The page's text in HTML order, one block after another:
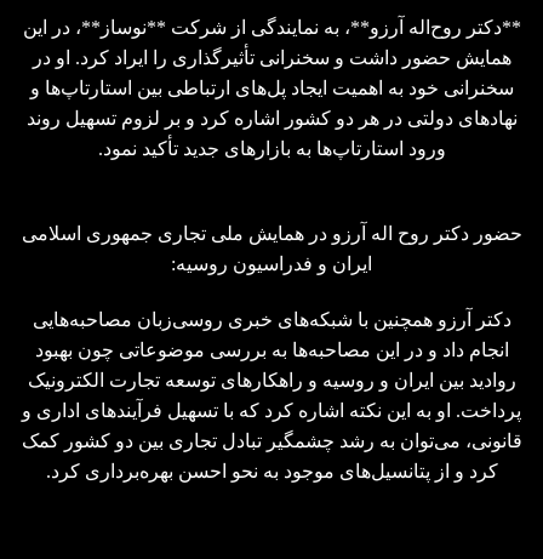
**دکتر روح‌اله آرزو**، به نمایندگی از شرکت **نوساز**، در این
همایش حضور داشت و سخنرانی تأثیرگذاری را ایراد کرد. او در
سخنرانی خود به اهمیت ایجاد پل‌های ارتباطی بین استارتاپ‌ها و
نهادهای دولتی در هر دو کشور اشاره کرد و بر لزوم تسهیل روند
ورود استارتاپ‌ها به بازارهای جدید تأکید نمود.
حضور دکتر روح اله آرزو در همایش ملی تجاری جمهوری اسلامی
ایران و فدراسیون روسیه:
دکتر آرزو همچنین با شبکه‌های خبری روسی‌زبان مصاحبه‌هایی
انجام داد و در این مصاحبه‌ها به بررسی موضوعاتی چون بهبود
روادید بین ایران و روسیه و راهکارهای توسعه تجارت الکترونیک
پرداخت. او به این نکته اشاره کرد که با تسهیل فرآیندهای اداری و
قانونی، می‌توان به رشد چشمگیر تبادل تجاری بین دو کشور کمک
کرد و از پتانسیل‌های موجود به نحو احسن بهره‌برداری کرد.